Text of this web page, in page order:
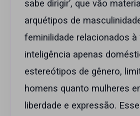
sabe dirigir’, que vão
arquétipos de
feminilidade relacionados à
inteligência apenas
estereótipos de gênero,
homens quanto mulheres
liberdade e expressão.